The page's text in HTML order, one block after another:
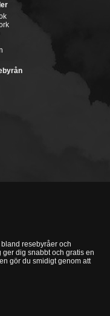
resebyråer och
dig snabbt och gratis en
gör du smidigt genom att